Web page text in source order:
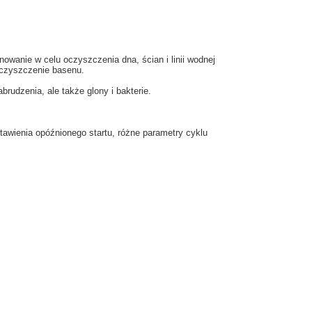
w celu oczyszczenia dna, ścian i linii wodnej
basenu.
ale także glony i bakterie.
opóźnionego startu, różne parametry cyklu